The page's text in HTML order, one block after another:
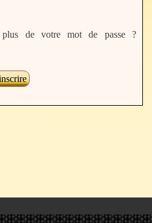
de votre mot de passe ?